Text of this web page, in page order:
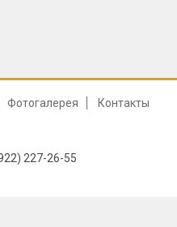
Фотогалерея Контакты
227-26-55